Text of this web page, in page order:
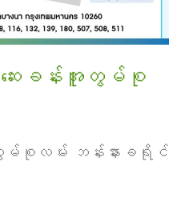
းခန်းအူတွမ်စု
စုလမ်း ဘန်းနားခရိုင်